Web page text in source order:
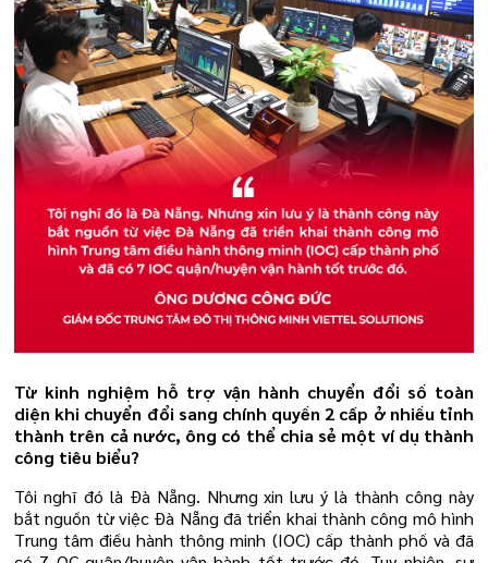
Từ kinh nghiệm hỗ trợ vận hành chuyển đổi số toàn
diện khi chuyển đổi sang chính quyền 2 cấp ở nhiều tỉnh
thành trên cả nước, ông có thể chia sẻ một ví dụ thành
công tiêu biểu?
Tôi nghĩ đó là Đà Nẵng. Nhưng xin lưu ý là thành công này
bắt nguồn từ việc Đà Nẵng đã triển khai thành công mô hình
Trung tâm điều hành thông minh (IOC) cấp thành phố và đã